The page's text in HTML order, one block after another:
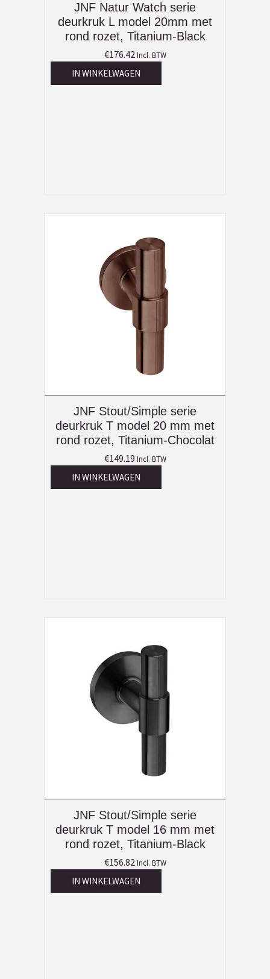
JNF Natur Watch serie
deurkruk L model 20mm met
rond rozet, Titanium-Black
€176.42 Incl. BTW
IN WINKELWAGEN
JNF Stout/Simple serie
deurkruk T model 20 mm met
rond rozet, Titanium-Chocolat
€149.19 Incl. BTW
IN WINKELWAGEN
JNF Stout/Simple serie
deurkruk T model 16 mm met
rond rozet, Titanium-Black
€156.82 Incl. BTW
IN WINKELWAGEN